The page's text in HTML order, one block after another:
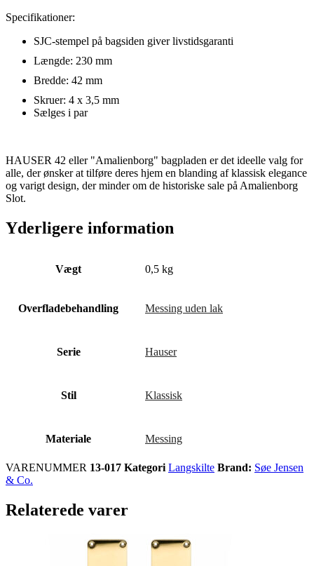
Specifikationer:
SJC-stempel på bagsiden giver livstidsgaranti
Længde: 230 mm
Bredde: 42 mm
Skruer: 4 x 3,5 mm
Sælges i par
HAUSER 42 eller "Amalienborg" bagpladen er det ideelle valg for
alle, der ønsker at tilføre deres hjem en blanding af klassisk elegance
og varigt design, der minder om de historiske sale på Amalienborg
Slot.
Yderligere information
Vægt 0,5 kg
Overfladebehandling Messing uden lak
Serie Hauser
Stil Klassisk
Materiale Messing
VARENUMMER 13-017 Kategori Langskilte Brand: Søe Jensen
& Co.
Relaterede varer